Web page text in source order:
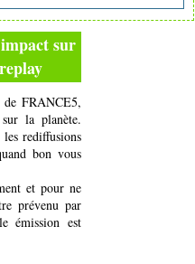
sur
de FRANCE5,
la planète.
rediffusions
bon vous
et pour ne
prévenu par
émission est